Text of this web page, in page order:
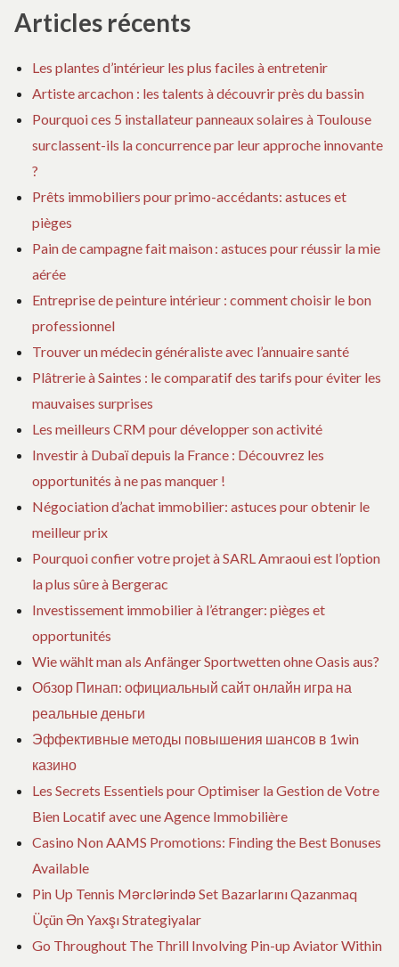
Articles récents
Les plantes d’intérieur les plus faciles à entretenir
Artiste arcachon : les talents à découvrir près du bassin
Pourquoi ces 5 installateur panneaux solaires à Toulouse
surclassent-ils la concurrence par leur approche innovante
?
Prêts immobiliers pour primo-accédants: astuces et
pièges
Pain de campagne fait maison : astuces pour réussir la mie
aérée
Entreprise de peinture intérieur : comment choisir le bon
professionnel
Trouver un médecin généraliste avec l’annuaire santé
Plâtrerie à Saintes : le comparatif des tarifs pour éviter les
mauvaises surprises
Les meilleurs CRM pour développer son activité
Investir à Dubaï depuis la France : Découvrez les
opportunités à ne pas manquer !
Négociation d’achat immobilier: astuces pour obtenir le
meilleur prix
Pourquoi confier votre projet à SARL Amraoui est l’option
la plus sûre à Bergerac
Investissement immobilier à l’étranger: pièges et
opportunités
Wie wählt man als Anfänger Sportwetten ohne Oasis aus?
Обзор Пинап: официальный сайт онлайн игра на
реальные деньги
Эффективные методы повышения шансов в 1win
казино
Les Secrets Essentiels pour Optimiser la Gestion de Votre
Bien Locatif avec une Agence Immobilière
Casino Non AAMS Promotions: Finding the Best Bonuses
Available
Pin Up Tennis Mərclərində Set Bazarlarını Qazanmaq
Üçün Ən Yaxşı Strategiyalar
Go Throughout The Thrill Involving Pin-up Aviator Within